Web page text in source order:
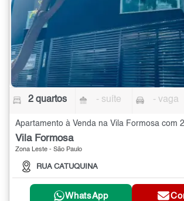
2 quartos - suíte - vaga
Apartamento à Venda na Vila Formosa com
Vila Formosa
Zona Leste - São Paulo
RUA CATUQUINA
WhatsApp